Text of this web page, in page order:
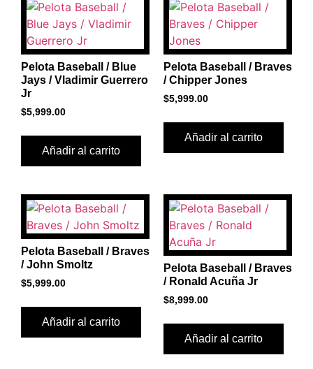
Pelota Baseball / Blue
Jays / Vladimir Guerrero
Jr
$5,999.00
Añadir al carrito
Pelota Baseball / Braves
/ Chipper Jones
$5,999.00
Añadir al carrito
Pelota Baseball / Braves
/ John Smoltz
$5,999.00
Añadir al carrito
Pelota Baseball / Braves
/ Ronald Acuña Jr
$8,999.00
Añadir al carrito